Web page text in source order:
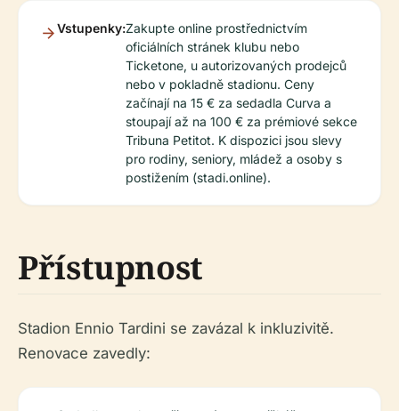
Vstupenky:Zakupte online prostřednictvím
oficiálních stránek klubu nebo
Ticketone, u autorizovaných prodejců
nebo v pokladně stadionu. Ceny
začínají na 15 € za sedadla Curva a
stoupají až na 100 € za prémiové sekce
Tribuna Petitot. K dispozici jsou slevy
pro rodiny, seniory, mládež a osoby s
postižením (stadi.online).
Přístupnost
Stadion Ennio Tardini se zavázal k inkluzivitě.
Renovace zavedly: